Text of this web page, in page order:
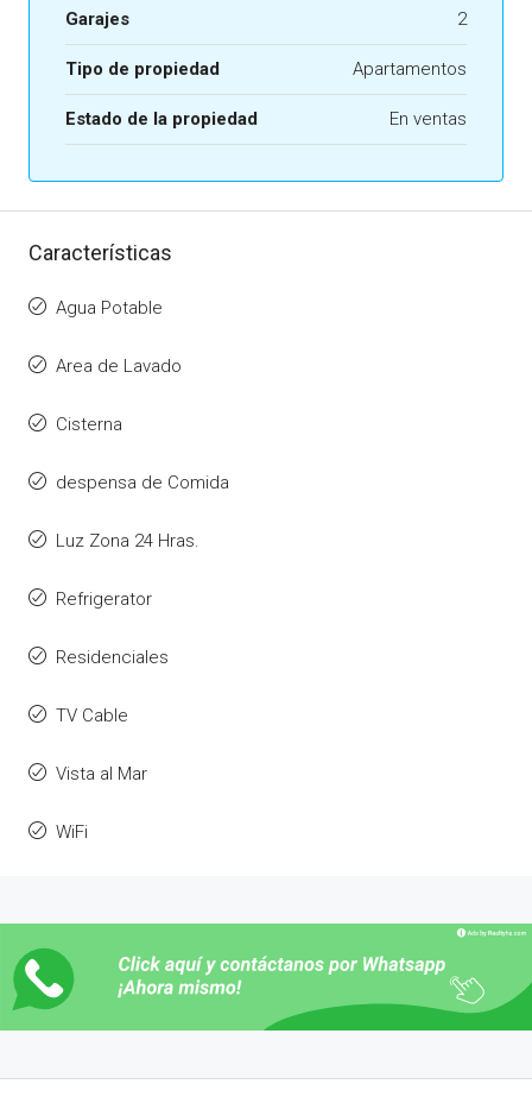
Garajes 2
Tipo de propiedad Apartamentos
Estado de la propiedad En ventas
Características
Agua Potable
Area de Lavado
Cisterna
despensa de Comida
Luz Zona 24 Hras.
Refrigerator
Residenciales
TV Cable
Vista al Mar
WiFi